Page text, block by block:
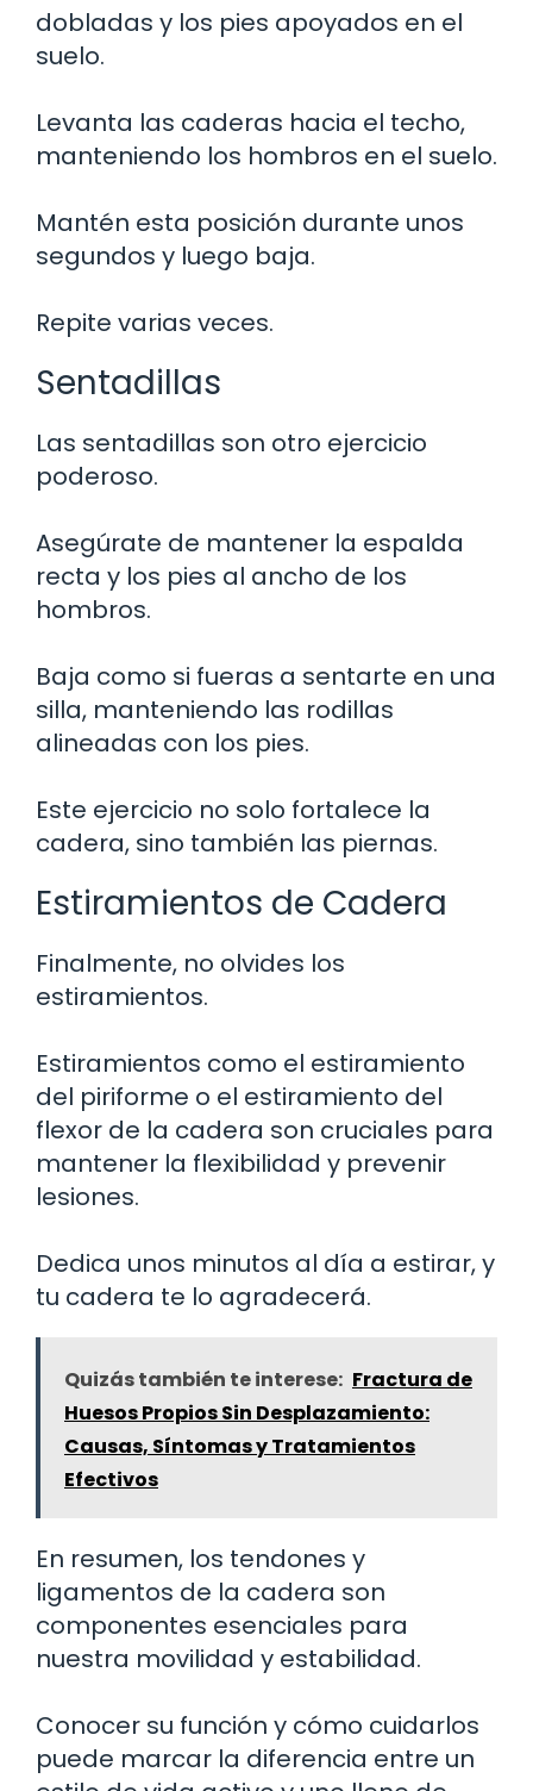
dobladas y los pies apoyados en el
suelo.
Levanta las caderas hacia el techo,
manteniendo los hombros en el suelo.
Mantén esta posición durante unos
segundos y luego baja.
Repite varias veces.
Sentadillas
Las sentadillas son otro ejercicio
poderoso.
Asegúrate de mantener la espalda
recta y los pies al ancho de los
hombros.
Baja como si fueras a sentarte en una
silla, manteniendo las rodillas
alineadas con los pies.
Este ejercicio no solo fortalece la
cadera, sino también las piernas.
Estiramientos de Cadera
Finalmente, no olvides los
estiramientos.
Estiramientos como el estiramiento
del piriforme o el estiramiento del
flexor de la cadera son cruciales para
mantener la flexibilidad y prevenir
lesiones.
Dedica unos minutos al día a estirar, y
tu cadera te lo agradecerá.
Quizás también te interese: Fractura de
Huesos Propios Sin Desplazamiento:
Causas, Síntomas y Tratamientos
Efectivos
En resumen, los tendones y
ligamentos de la cadera son
componentes esenciales para
nuestra movilidad y estabilidad.
Conocer su función y cómo cuidarlos
puede marcar la diferencia entre un